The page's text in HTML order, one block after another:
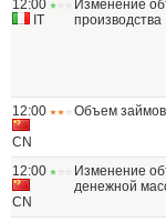
12:00
IT
Изменение
производства
12:00
CN
Объем
12:00
CN
Изменение
денежной